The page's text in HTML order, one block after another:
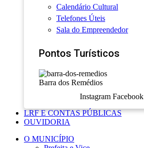
Calendário Cultural
Telefones Úteis
Sala do Empreendedor
Pontos Turísticos
Barra dos Remédios
Instagram Facebook
LRF E CONTAS PÚBLICAS
OUVIDORIA
O MUNICÍPIO